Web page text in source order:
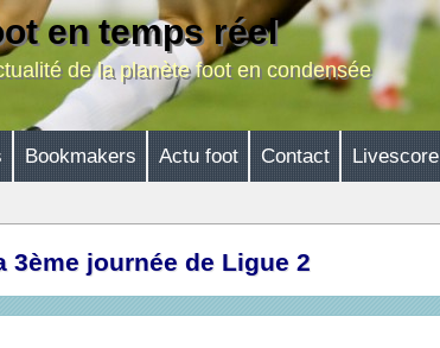
en temps réel
de la planète foot en condensée
Bookmakers Actu foot Contact Livescore
3ème journée de Ligue 2